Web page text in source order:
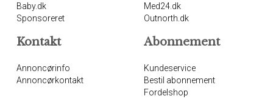
Baby.dk
Sponsoreret
Med24.dk
Outnorth.dk
Kontakt
Annoncørinfo
Annoncørkontakt
Abonnement
Kundeservice
Bestil abonnement
Fordelshop